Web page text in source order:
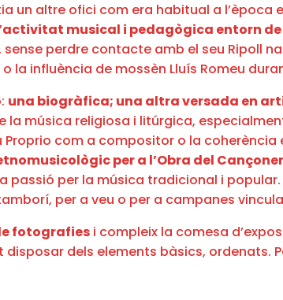
un altre ofici com era habitual a l’època
musical i pedagògica entorn
perdre contacte amb el seu Ripoll
la influència de mossèn Lluís Romeu
una biogràfica; una altra versada en
la música religiosa i litúrgica,
com a compositor o la
per a l’Obra del
passió per la música tradicional i
per a veu o per a campanes
fotografies i compleix la comesa
dels elements bàsics, ordenats.